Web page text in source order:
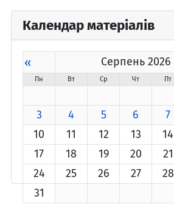
Календар матеріалів
« Серпень 2026
Пн Вт Ср Чт Пт
3
4 5 6 7
10
11 12 13 14
17
18 19 20 21
24
25 26 27 28
31